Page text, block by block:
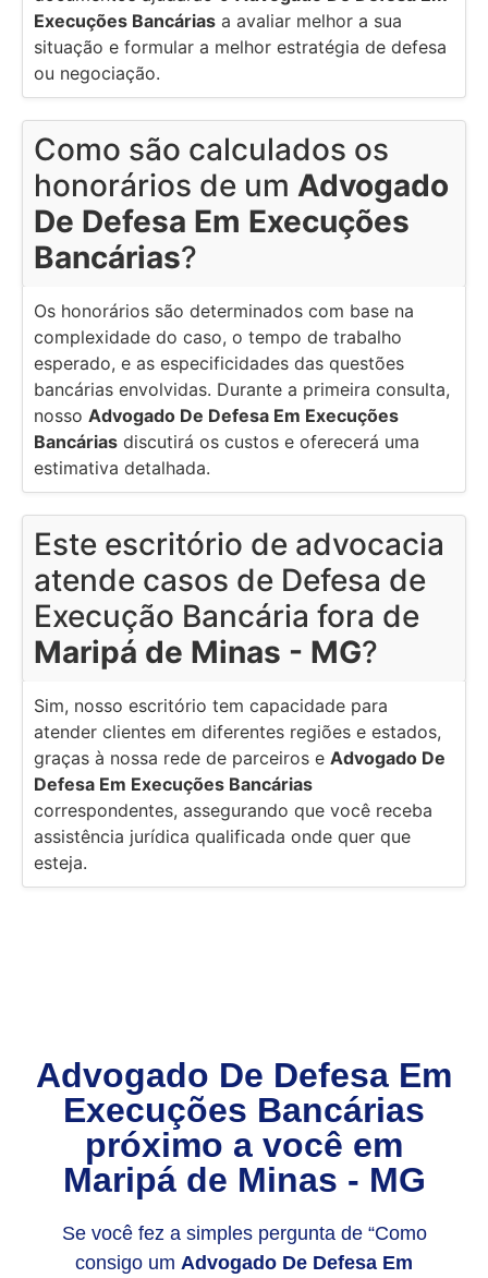
Execuções Bancárias a avaliar melhor a sua
situação e formular a melhor estratégia de defesa
ou negociação.
Como são calculados os
honorários de um Advogado
De Defesa Em Execuções
Bancárias?
Os honorários são determinados com base na
complexidade do caso, o tempo de trabalho
esperado, e as especificidades das questões
bancárias envolvidas. Durante a primeira consulta,
nosso Advogado De Defesa Em Execuções
Bancárias discutirá os custos e oferecerá uma
estimativa detalhada.
Este escritório de advocacia
atende casos de Defesa de
Execução Bancária fora de
Maripá de Minas - MG?
Sim, nosso escritório tem capacidade para
atender clientes em diferentes regiões e estados,
graças à nossa rede de parceiros e Advogado De
Defesa Em Execuções Bancárias
correspondentes, assegurando que você receba
assistência jurídica qualificada onde quer que
esteja.
Advogado De Defesa Em
Execuções Bancárias
próximo a você em
Maripá de Minas - MG
Se você fez a simples pergunta de “Como
consigo um Advogado De Defesa Em